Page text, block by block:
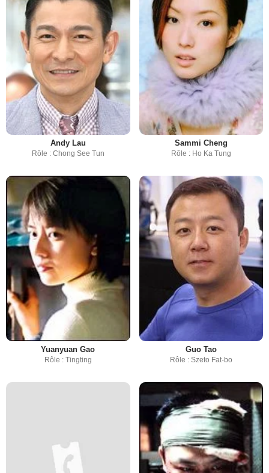
Andy Lau
Rôle : Chong See Tun
Sammi Cheng
Rôle : Ho Ka Tung
Yuanyuan Gao
Rôle : Tingting
Guo Tao
Rôle : Szeto Fat-bo